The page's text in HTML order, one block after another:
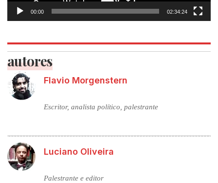
00:00 02:34:24
autores
Flavio Morgenstern
Escritor, analista político, palestrante
Luciano Oliveira
Palestrante e editor